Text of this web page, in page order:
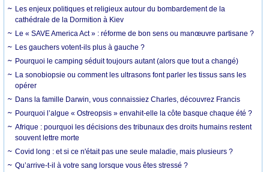
Les enjeux politiques et religieux autour du bombardement de la
cathédrale de la Dormition à Kiev
Le « SAVE America Act » : réforme de bon sens ou manœuvre partisane ?
Les gauchers votent-ils plus à gauche ?
Pourquoi le camping séduit toujours autant (alors que tout a changé)
La sonobiopsie ou comment les ultrasons font parler les tissus sans les
opérer
Dans la famille Darwin, vous connaissiez Charles, découvrez Francis
Pourquoi l’algue « Ostreopsis » envahit-elle la côte basque chaque été ?
Afrique : pourquoi les décisions des tribunaux des droits humains restent
souvent lettre morte
Covid long : et si ce n'était pas une seule maladie, mais plusieurs ?
Qu’arrive-t-il à votre sang lorsque vous êtes stressé ?